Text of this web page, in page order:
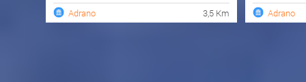
Adrano 3,5 Km Adrano